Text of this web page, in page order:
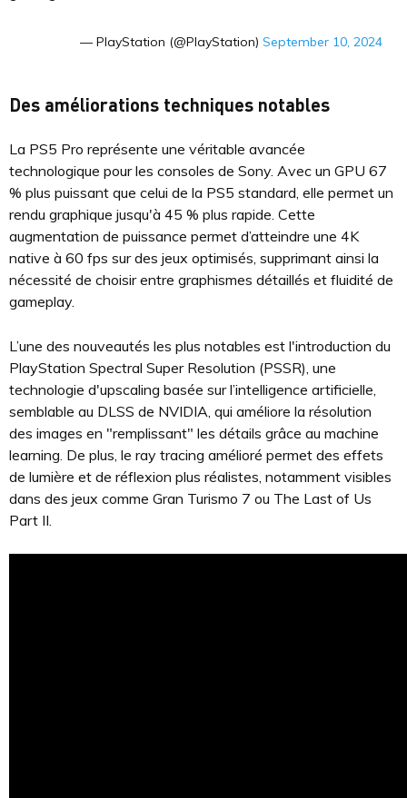
— PlayStation (@PlayStation) September 10, 2024
Des améliorations techniques notables
La PS5 Pro représente une véritable avancée
technologique pour les consoles de Sony. Avec un GPU 67
% plus puissant que celui de la PS5 standard, elle permet un
rendu graphique jusqu'à 45 % plus rapide. Cette
augmentation de puissance permet d’atteindre une 4K
native à 60 fps sur des jeux optimisés, supprimant ainsi la
nécessité de choisir entre graphismes détaillés et fluidité de
gameplay.
L’une des nouveautés les plus notables est l'introduction du
PlayStation Spectral Super Resolution (PSSR), une
technologie d'upscaling basée sur l’intelligence artificielle,
semblable au DLSS de NVIDIA, qui améliore la résolution
des images en "remplissant" les détails grâce au machine
learning. De plus, le ray tracing amélioré permet des effets
de lumière et de réflexion plus réalistes, notamment visibles
dans des jeux comme Gran Turismo 7 ou The Last of Us
Part II.